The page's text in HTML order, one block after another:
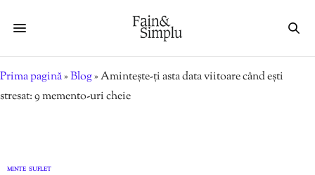
Prima pagină»Blog»Amintește-ți asta data viitoare când ești
stresat: 9 memento-uri cheie
MINTE SUFLET